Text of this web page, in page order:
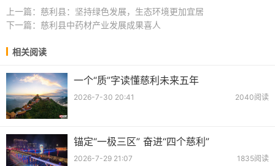
上一篇： 慈利县：坚持绿色发展，生态环境更加宜居
下一篇： 慈利县中药材产业发展成果喜人
相关阅读
一个“质”字读懂慈利未来五年
2026-7-30 20:41 2040阅读
锚定“一极三区” 奋进“四个慈利”
2026-7-29 21:07 1835阅读